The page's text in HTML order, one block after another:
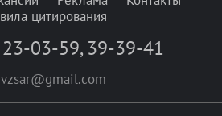
цитирования
03-59, 39-39-41